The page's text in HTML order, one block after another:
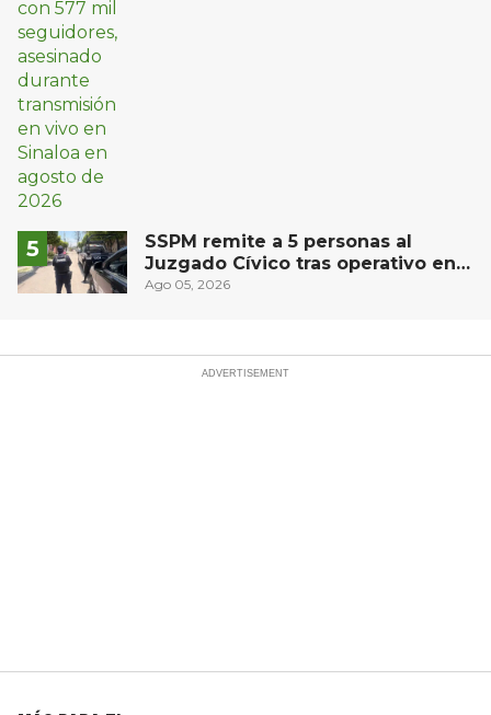
SSPM remite a 5 personas al
Juzgado Cívico tras operativo en
San Juan del Río
Ago 05, 2026